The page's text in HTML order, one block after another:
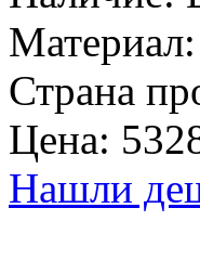
Материал:
Страна
Цена:
Нашли